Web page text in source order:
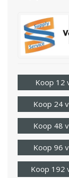
Koop 12
Koop 24
Koop 48
Koop 96
Koop 192